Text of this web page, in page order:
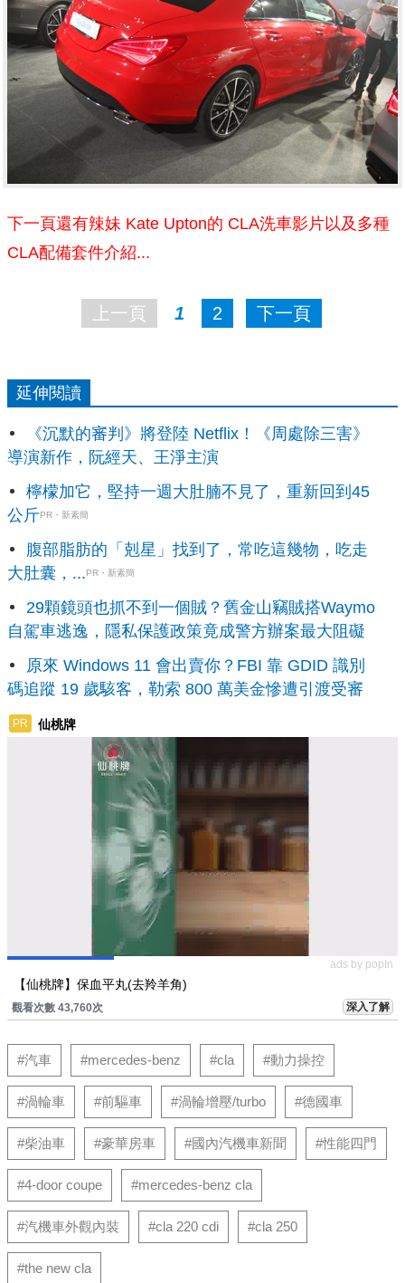
下一頁還有辣妹 Kate Upton的 CLA洗車影片以及多種
CLA配備套件介紹...
上一頁 1 2 下一頁
延伸閱讀
《沉默的審判》將登陸 Netflix！《周處除三害》
導演新作，阮經天、王淨主演
檸檬加它，堅持一週大肚腩不見了，重新回到45
公斤PR・新素簡
腹部脂肪的「剋星」找到了，常吃這幾物，吃走
大肚囊，...PR・新素簡
29顆鏡頭也抓不到一個賊？舊金山竊賊搭Waymo
自駕車逃逸，隱私保護政策竟成警方辦案最大阻礙
原來 Windows 11 會出賣你？FBI 靠 GDID 識別
碼追蹤 19 歲駭客，勒索 800 萬美金慘遭引渡受審
PR 仙桃牌
ads by popIn
【仙桃牌】保血平丸(去羚羊角)
觀看次數 43,760次 深入了解
#汽車 #mercedes-benz #cla #動力操控
#渦輪車 #前驅車 #渦輪增壓/turbo #德國車
#柴油車 #豪華房車 #國內汽機車新聞 #性能四門
#4-door coupe #mercedes-benz cla
#汽機車外觀內裝 #cla 220 cdi #cla 250
#the new cla